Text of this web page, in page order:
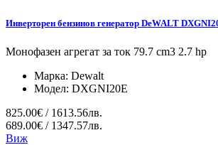
Инверторен бензинов генератор DeWALT
Монофазен агрегат за ток 79.7 cm3 2.7 hp
Марка: Dewalt
Модел: DXGNI20E
825.00€ / 1613.56лв.
689.00€ / 1347.57лв.
Виж